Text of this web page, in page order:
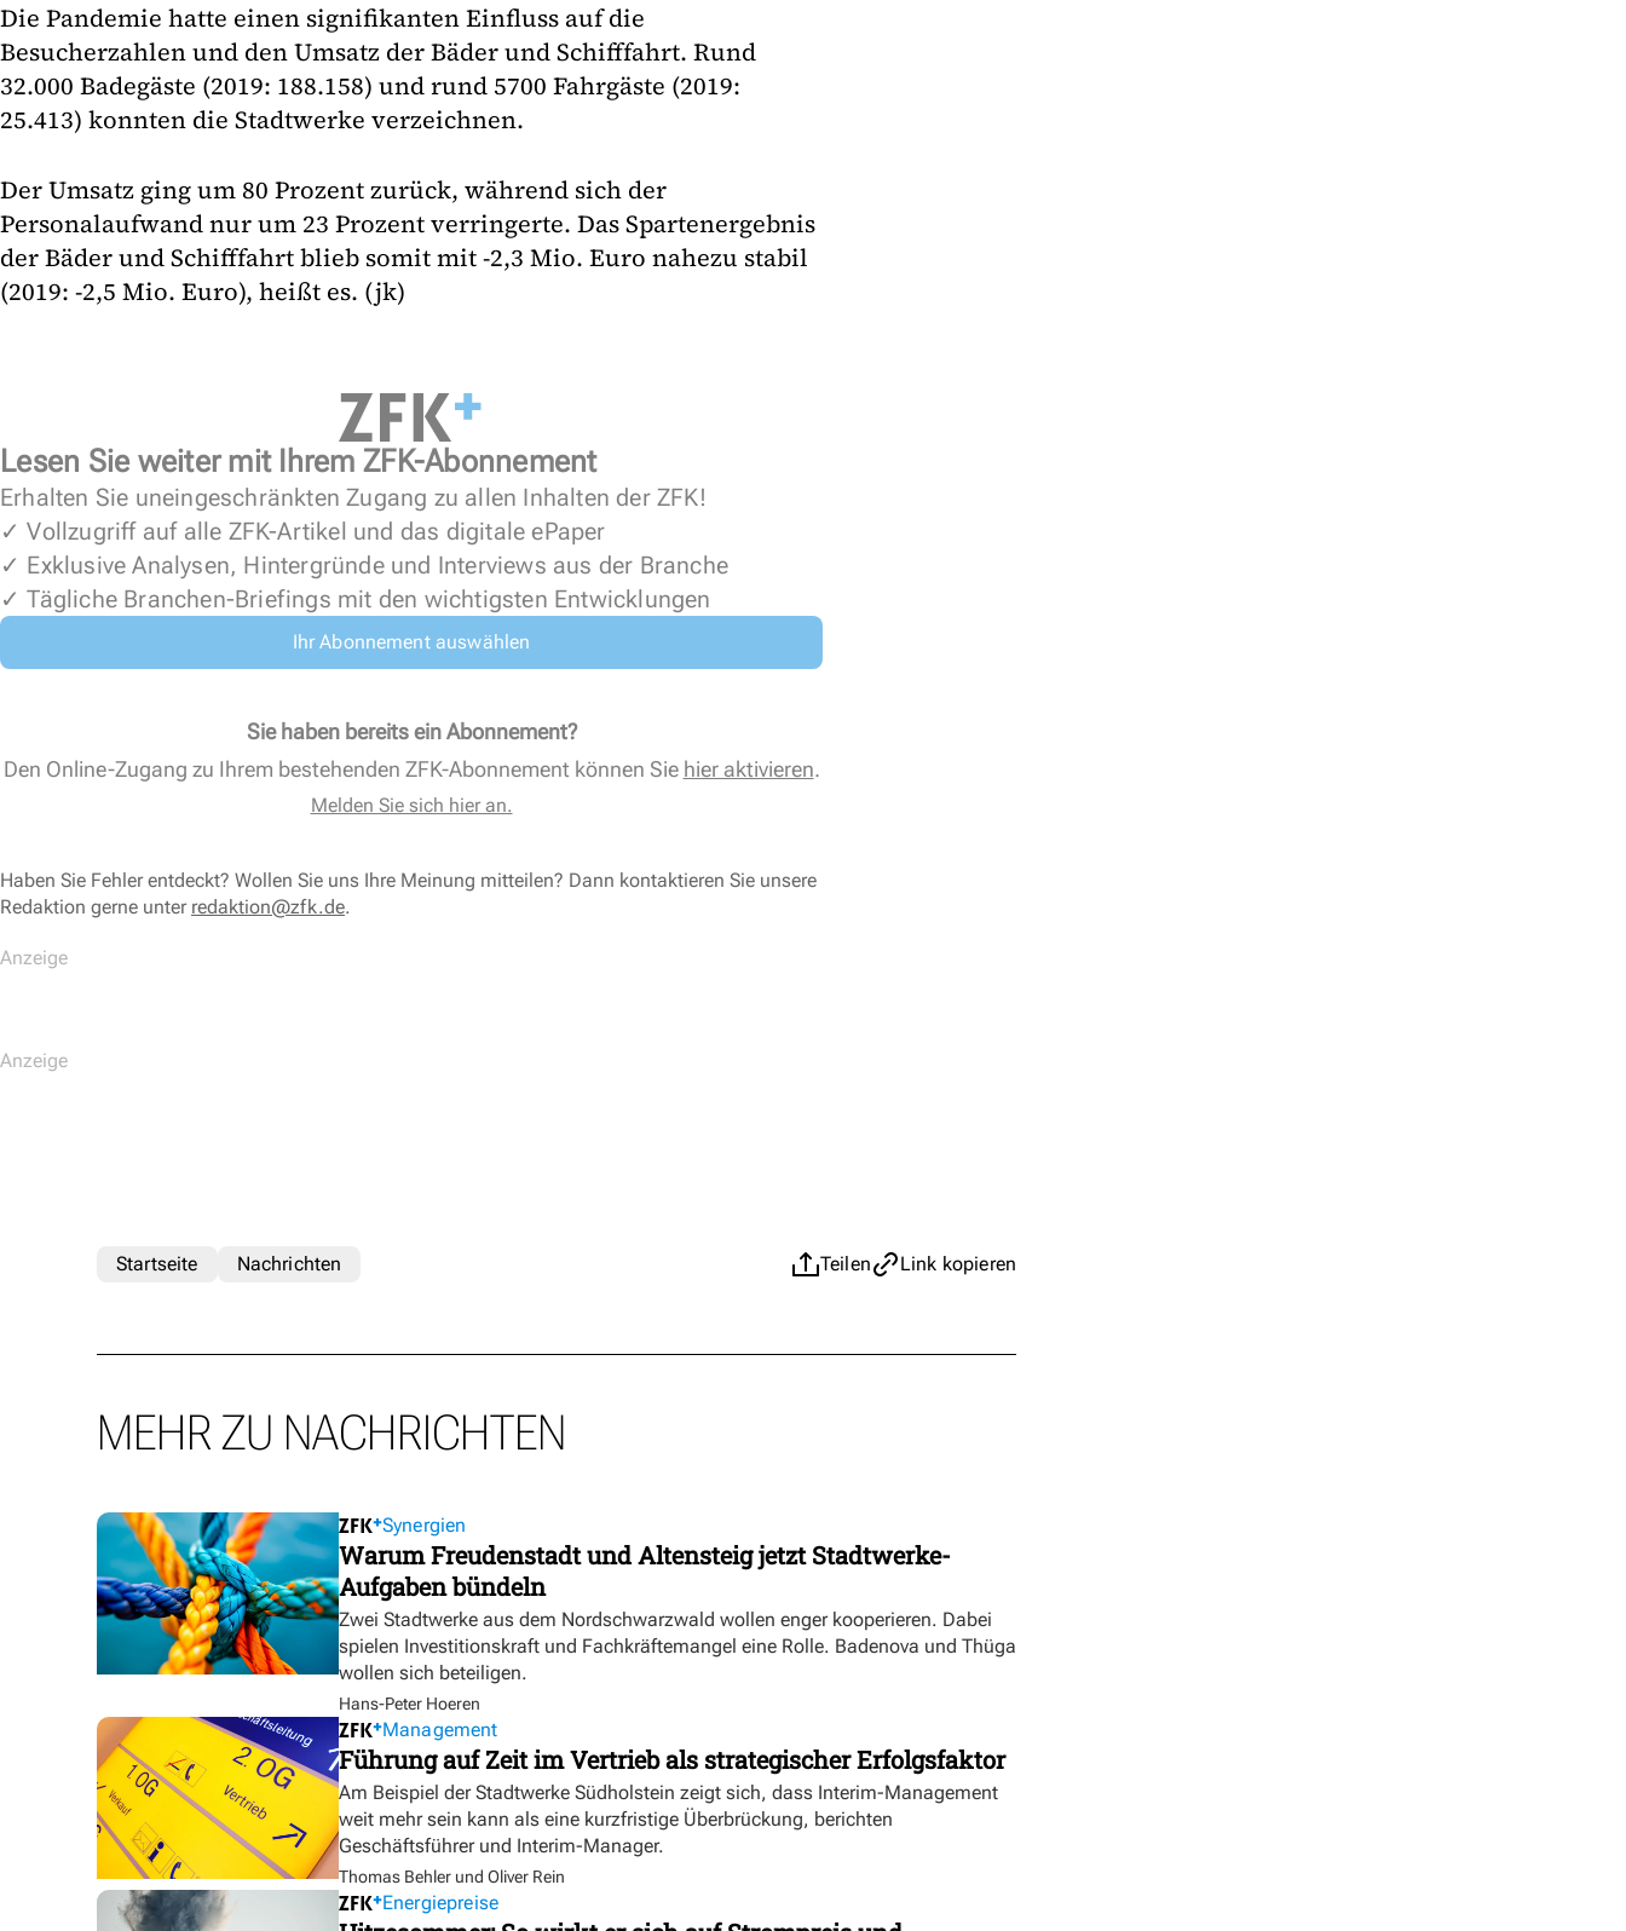
Die Pandemie hatte einen signifikanten Einfluss auf die
Besucherzahlen und den Umsatz der Bäder und Schifffahrt. Rund
32.000 Badegäste (2019: 188.158) und rund 5700 Fahrgäste (2019:
25.413) konnten die Stadtwerke verzeichnen.
Der Umsatz ging um 80 Prozent zurück, während sich der
Personalaufwand nur um 23 Prozent verringerte. Das Spartenergebnis
der Bäder und Schifffahrt blieb somit mit -2,3 Mio. Euro nahezu stabil
(2019: -2,5 Mio. Euro), heißt es. (jk)
Lesen Sie weiter mit Ihrem ZFK-Abonnement
Erhalten Sie uneingeschränkten Zugang zu allen Inhalten der ZFK!
✓ Vollzugriff auf alle ZFK-Artikel und das digitale ePaper
✓ Exklusive Analysen, Hintergründe und Interviews aus der Branche
✓ Tägliche Branchen-Briefings mit den wichtigsten Entwicklungen
Ihr Abonnement auswählen
Sie haben bereits ein Abonnement?
Den Online-Zugang zu Ihrem bestehenden ZFK-Abonnement können Sie hier aktivieren.
Melden Sie sich hier an.
Haben Sie Fehler entdeckt? Wollen Sie uns Ihre Meinung mitteilen? Dann kontaktieren Sie unsere
Redaktion gerne unter redaktion@zfk.de.
Teilen Link kopieren
Startseite Nachrichten
MEHR ZU NACHRICHTEN
Synergien
Warum Freudenstadt und Altensteig jetzt Stadtwerke-
Aufgaben bündeln
Zwei Stadtwerke aus dem Nordschwarzwald wollen enger kooperieren. Dabei
spielen Investitionskraft und Fachkräftemangel eine Rolle. Badenova und Thüga
wollen sich beteiligen.
Hans-Peter Hoeren
Management
Führung auf Zeit im Vertrieb als strategischer Erfolgsfaktor
Am Beispiel der Stadtwerke Südholstein zeigt sich, dass Interim-Management
weit mehr sein kann als eine kurzfristige Überbrückung, berichten
Geschäftsführer und Interim-Manager.
Thomas Behler und Oliver Rein
Energiepreise